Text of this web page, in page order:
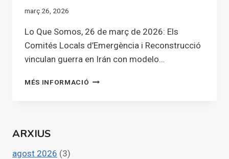
març 26, 2026
Lo Que Somos, 26 de març de 2026: Els
Comités Locals d’Emergència i Reconstrucció
vinculan guerra en Irán con modelo…
MÉS INFORMACIÓ ELS
ARXIUS
agost 2026 (3)